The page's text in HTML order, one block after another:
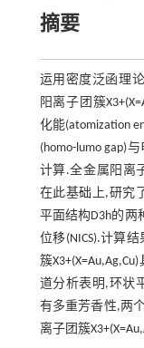
摘要
运用密度泛函理论
阳离子团簇
化能(atomization
(homo-lumo gap)
计算.全金属阳离
在此基础上,研究
平面结构D3h的两
位移(NICS).计算
簇
道分析表明,环状
有多重芳香性,两
离子团簇